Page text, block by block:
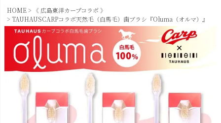
HOME
《 広島東洋カープコラボ 》
TAUHAUSCARPコラボ天然毛（白馬毛）歯ブラシ『Oluma（オルマ）』